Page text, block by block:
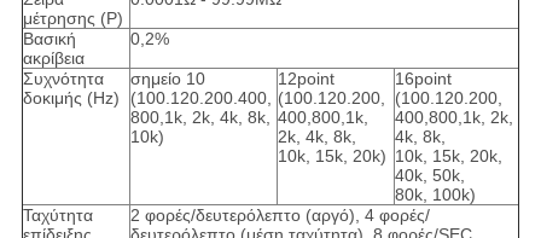
μέτρησης (Ρ)
Βασική
ακρίβεια
0,2%
Συχνότητα
δοκιμής (Hz)
σημείο 10
(100.120.200.400,
800,1k, 2k, 4k, 8k,
10k)
12point
(100.120.200,
400,800,1k,
2k, 4k, 8k,
10k, 15k, 20k)
16point
(100.120.200,
400,800,1k, 2k,
4k, 8k,
10k, 15k, 20k,
40k, 50k,
80k, 100k)
Ταχύτητα
2 φορές/δευτερόλεπτο (αργό), 4 φορές/